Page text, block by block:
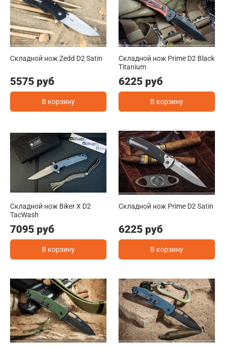
Складной нож Zedd D2 Satin
5575 руб
В корзину
Складной нож Prime D2 Black
Titanium
6225 руб
В корзину
Складной нож Biker X D2
TacWash
7095 руб
В корзину
Складной нож Prime D2 Satin
6225 руб
В корзину